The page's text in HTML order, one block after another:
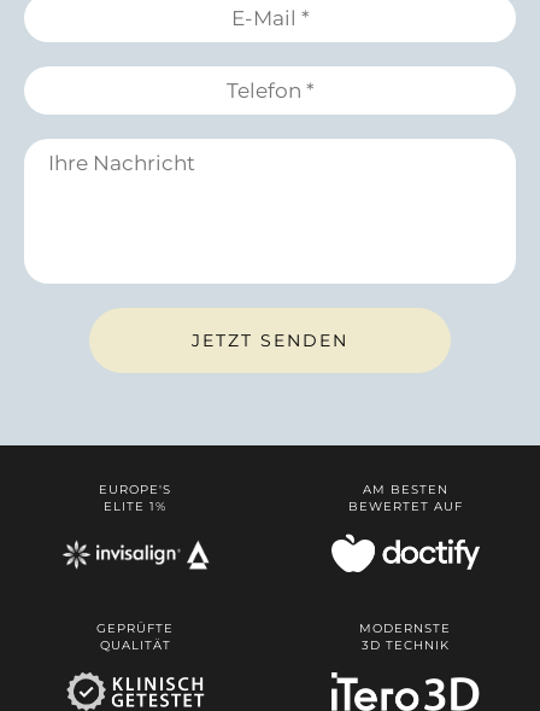
EUROPE'S
ELITE 1%
AM BESTEN
BEWERTET AUF
GEPRÜFTE
QUALITÄT
MODERNSTE
3D TECHNIK